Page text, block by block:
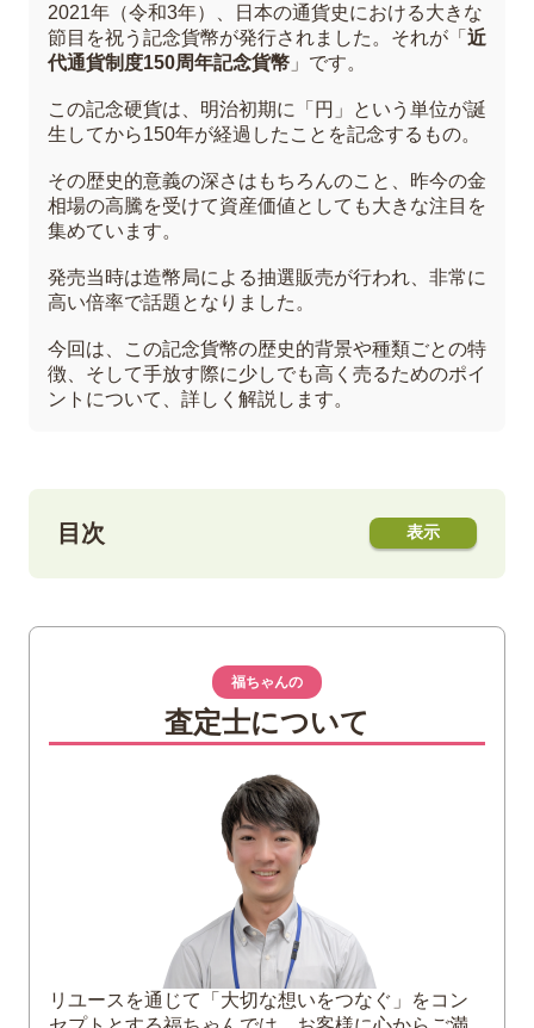
2021年（令和3年）、日本の通貨史における大きな
節目を祝う記念貨幣が発行されました。それが「 近
代通貨制度150周年記念貨幣 」です。
この記念硬貨は、明治初期に「円」という単位が誕
生してから150年が経過したことを記念するもの。
その歴史的意義の深さはもちろんのこと、昨今の金
相場の高騰を受けて資産価値としても大きな注目を
集めています。
発売当時は造幣局による抽選販売が行われ、非常に
高い倍率で話題となりました。
今回は、この記念貨幣の歴史的背景や種類ごとの特
徴、そして手放す際に少しでも高く売るためのポイ
ントについて、詳しく解説します。
目次
製造費用が額面を超える「プレミアム貨
幣」
近代通貨制度150周年記念貨幣の種類と特
一万円金貨幣
「圓」の文字とデザインの美しさ
3
近代通貨制度150周年記念貨幣の買取価格
をアップさせるコツ
福ちゃんの
査定士について
リユースを通じて「大切な想いをつなぐ」をコン